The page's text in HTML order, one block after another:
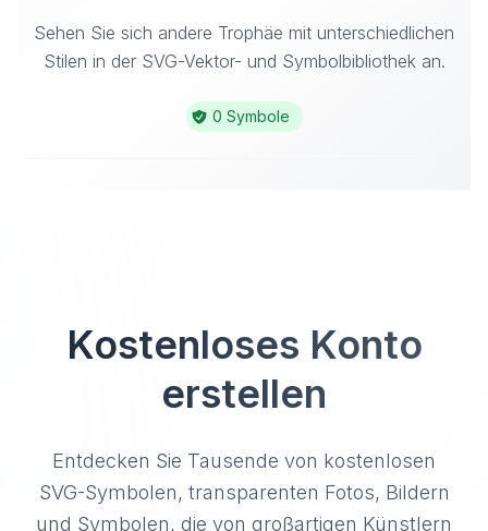
Sehen Sie sich andere Trophäe mit unterschiedlichen
Stilen in der SVG-Vektor- und Symbolbibliothek an.
0 Symbole
Kostenloses Konto
erstellen
Entdecken Sie Tausende von kostenlosen
SVG-Symbolen, transparenten Fotos, Bildern
und Symbolen, die von großartigen Künstlern